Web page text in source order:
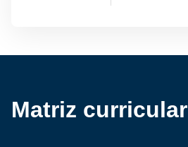
Matriz curricular